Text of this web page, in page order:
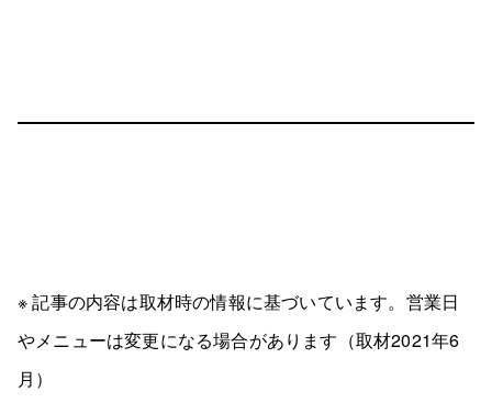
※ 記事の内容は取材時の情報に基づいています。営業日
やメニューは変更になる場合があります（取材2021年6
月）